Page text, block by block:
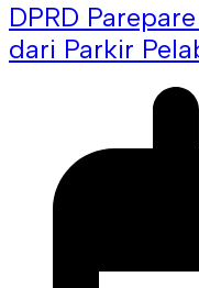
DPRD
dari Parkir